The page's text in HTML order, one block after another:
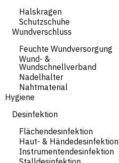
Halskragen
Schutzschuhe
Wundverschluss
Feuchte Wundversorgung
Wund- &
Wundschnellverband
Nadelhalter
Nahtmaterial
Hygiene
Desinfektion
Flächendesinfektion
Haut- & Händedesinfektion
Instrumentendesinfektion